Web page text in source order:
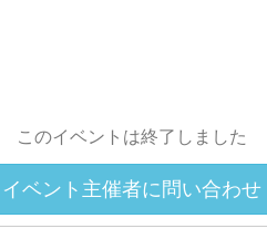
このイベントは終了しました
イベント主催者に問い合わせ